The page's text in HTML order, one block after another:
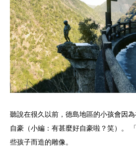
聽說在很久以前，德島地區的小孩會因
自豪（小編：有甚麼好自豪啦？笑）。
些孩子而造的雕像。